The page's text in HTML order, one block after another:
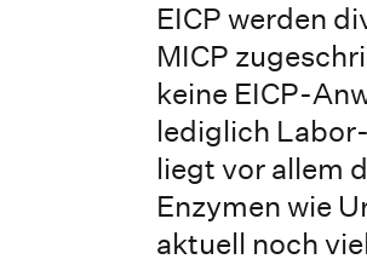
EICP werden
MICP
keine EICP-
lediglich
liegt vor allem
Enzymen wie
aktuell noch